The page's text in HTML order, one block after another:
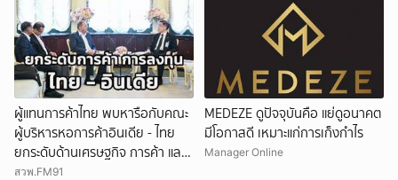
มั่นคงด้านน้ำให้ประชาชนและภาค
ผู้แทนการค้าไทย พบหารือกับคณะ
ผู้บริหารหอการค้าอินเดีย - ไทย
ยกระดับด้านเศรษฐกิจ การค้า และ
การลงทุนระหว่างประเทศ
สวพ.FM91
MEDEZE ดูปัจจุบันคือ แย่ดูอนาคต
มีโอกาสดี เหมาะแก่การเก็งกำไร
Manager Online